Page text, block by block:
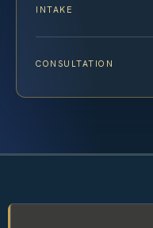
INTAKE
CONSULTATION